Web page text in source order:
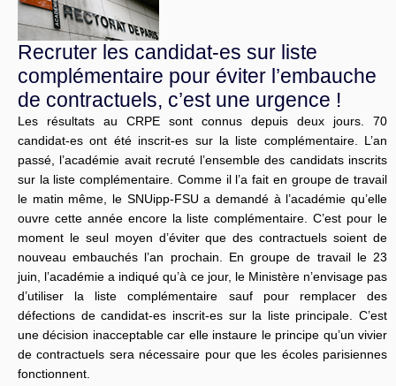
Recruter les candidat-es sur liste
complémentaire pour éviter l’embauche
de contractuels, c’est une urgence !
Les résultats au CRPE sont connus depuis deux jours. 70
candidat-es ont été inscrit-es sur la liste complémentaire. L’an
passé, l’académie avait recruté l’ensemble des candidats inscrits
sur la liste complémentaire. Comme il l’a fait en groupe de travail
le matin même, le SNUipp-FSU a demandé à l’académie qu’elle
ouvre cette année encore la liste complémentaire. C’est pour le
moment le seul moyen d’éviter que des contractuels soient de
nouveau embauchés l’an prochain. En groupe de travail le 23
juin, l’académie a indiqué qu’à ce jour, le Ministère n’envisage pas
d’utiliser la liste complémentaire sauf pour remplacer des
défections de candidat-es inscrit-es sur la liste principale. C’est
une décision inacceptable car elle instaure le principe qu’un vivier
de contractuels sera nécessaire pour que les écoles parisiennes
fonctionnent.